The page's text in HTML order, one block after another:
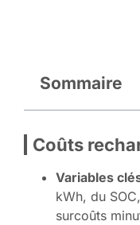
Sommaire
Coûts
Variables
kWh, du
surcoûts